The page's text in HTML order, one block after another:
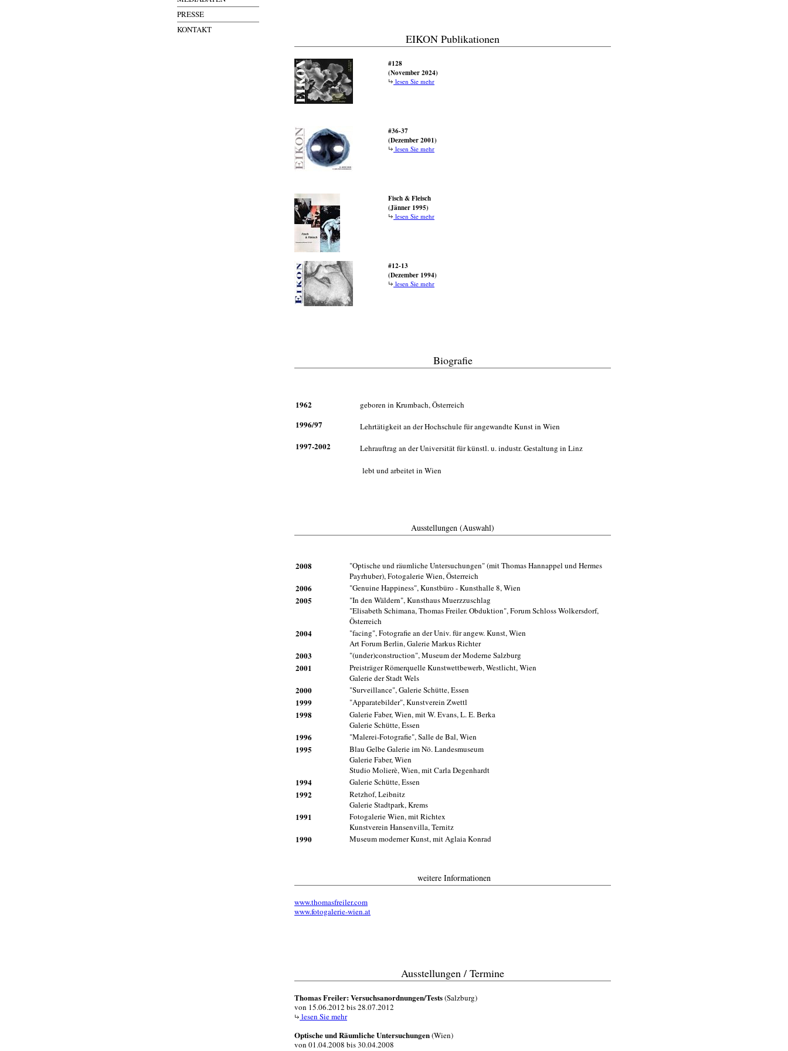
PRESSE
KONTAKT
EIKON Publikationen
#128
(November 2024)
lesen Sie mehr
#36-37
(Dezember 2001)
lesen Sie mehr
Fisch & Fleisch
(Jänner 1995)
lesen Sie mehr
#12-13
(Dezember 1994)
lesen Sie mehr
Biografie
1962 geboren in Krumbach, Österreich
1996/97 Lehrtätigkeit an der Hochschule für angewandte Kunst in Wien
1997-2002 Lehrauftrag an der Universität für künstl. u. industr. Gestaltung in Linz
lebt und arbeitet in Wien
Ausstellungen (Auswahl)
2008
"Optische und räumliche Untersuchungen" (mit Thomas Hannappel und Hermes
Payrhuber), Fotogalerie Wien, Österreich
2006 "Genuine Happiness", Kunstbüro - Kunsthalle 8, Wien
2005
"In den Wäldern", Kunsthaus Muerzzuschlag
"Elisabeth Schimana, Thomas Freiler. Obduktion", Forum Schloss Wolkersdorf,
Österreich
2004
"facing", Fotografie an der Univ. für angew. Kunst, Wien
Art Forum Berlin, Galerie Markus Richter
2003 "(under)construction", Museum der Moderne Salzburg
2001
Preisträger Römerquelle Kunstwettbewerb, Westlicht, Wien
Galerie der Stadt Wels
2000 "Surveillance", Galerie Schütte, Essen
1999 "Apparatebilder", Kunstverein Zwettl
1998
Galerie Faber, Wien, mit W. Evans, L. E. Berka
Galerie Schütte, Essen
1996 "Malerei-Fotografie", Salle de Bal, Wien
1995
Blau Gelbe Galerie im Nö. Landesmuseum
Galerie Faber, Wien
Studio Molierè, Wien, mit Carla Degenhardt
1994 Galerie Schütte, Essen
1992
Retzhof, Leibnitz
Galerie Stadtpark, Krems
1991
Fotogalerie Wien, mit Richtex
Kunstverein Hansenvilla, Ternitz
1990 Museum moderner Kunst, mit Aglaia Konrad
weitere Informationen
www.thomasfreiler.com
www.fotogalerie-wien.at
Ausstellungen / Termine
Thomas Freiler: Versuchsanordnungen/Tests(Salzburg)
von 15.06.2012 bis 28.07.2012
lesen Sie mehr
Optische und Räumliche Untersuchungen(Wien)
von 01.04.2008 bis 30.04.2008